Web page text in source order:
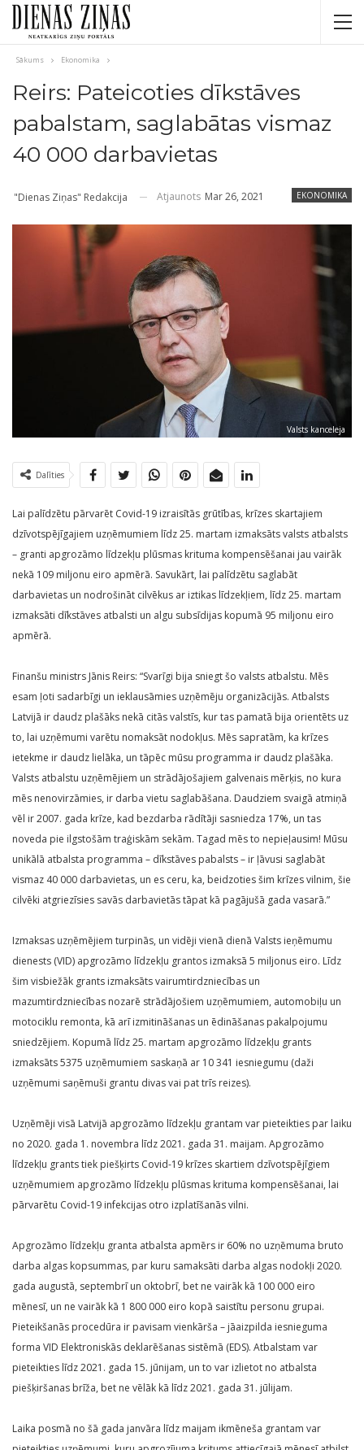
Sākums Ekonomika
Reirs: Pateicoties dīkstāves
pabalstam, saglabātas vismaz
40 000 darbavietas
EKONOMIKA
"Dienas Ziņas" Redakcija Atjaunots Mar 26, 2021
Valsts kanceleja
Dalīties
Lai palīdzētu pārvarēt Covid-19 izraisītās grūtības, krīzes skartajiem
dzīvotspējīgajiem uzņēmumiem līdz 25. martam izmaksāts valsts atbalsts
– granti apgrozāmo līdzekļu plūsmas krituma kompensēšanai jau vairāk
nekā 109 miljonu eiro apmērā. Savukārt, lai palīdzētu saglabāt
darbavietas un nodrošināt cilvēkus ar iztikas līdzekļiem, līdz 25. martam
izmaksāti dīkstāves atbalsti un algu subsīdijas kopumā 95 miljonu eiro
apmērā.
Finanšu ministrs Jānis Reirs: “Svarīgi bija sniegt šo valsts atbalstu. Mēs
esam ļoti sadarbīgi un ieklausāmies uzņēmēju organizācijās. Atbalsts
Latvijā ir daudz plašāks nekā citās valstīs, kur tas pamatā bija orientēts uz
to, lai uzņēmumi varētu nomaksāt nodokļus. Mēs sapratām, ka krīzes
ietekme ir daudz lielāka, un tāpēc mūsu programma ir daudz plašāka.
Valsts atbalstu uzņēmējiem un strādājošajiem galvenais mērķis, no kura
mēs nenovirzāmies, ir darba vietu saglabāšana. Daudziem svaigā atmiņā
vēl ir 2007. gada krīze, kad bezdarba rādītāji sasniedza 17%, un tas
noveda pie ilgstošām traģiskām sekām. Tagad mēs to nepieļausim! Mūsu
unikālā atbalsta programma – dīkstāves pabalsts – ir ļāvusi saglabāt
vismaz 40 000 darbavietas, un es ceru, ka, beidzoties šim krīzes vilnim, šie
cilvēki atgriezīsies savās darbavietās tāpat kā pagājušā gada vasarā.”
Izmaksas uzņēmējiem turpinās, un vidēji vienā dienā Valsts ieņēmumu
dienests (VID) apgrozāmo līdzekļu grantos izmaksā 5 miljonus eiro. Līdz
šim visbiežāk grants izmaksāts vairumtirdzniecības un
mazumtirdzniecības nozarē strādājošiem uzņēmumiem, automobiļu un
motociklu remonta, kā arī izmitināšanas un ēdināšanas pakalpojumu
sniedzējiem. Kopumā līdz 25. martam apgrozāmo līdzekļu grants
izmaksāts 5375 uzņēmumiem saskaņā ar 10 341 iesniegumu (daži
uzņēmumi saņēmuši grantu divas vai pat trīs reizes).
Uzņēmēji visā Latvijā apgrozāmo līdzekļu grantam var pieteikties par laiku
no 2020. gada 1. novembra līdz 2021. gada 31. maijam. Apgrozāmo
līdzekļu grants tiek piešķirts Covid-19 krīzes skartiem dzīvotspējīgiem
uzņēmumiem apgrozāmo līdzekļu plūsmas krituma kompensēšanai, lai
pārvarētu Covid-19 infekcijas otro izplatīšanās vilni.
Apgrozāmo līdzekļu granta atbalsta apmērs ir 60% no uzņēmuma bruto
darba algas kopsummas, par kuru samaksāti darba algas nodokļi 2020.
gada augustā, septembrī un oktobrī, bet ne vairāk kā 100 000 eiro
mēnesī, un ne vairāk kā 1 800 000 eiro kopā saistītu personu grupai.
Pieteikšanās procedūra ir pavisam vienkārša – jāaizpilda iesnieguma
forma VID Elektroniskās deklarēšanas sistēmā (EDS). Atbalstam var
pieteikties līdz 2021. gada 15. jūnijam, un to var izlietot no atbalsta
piešķiršanas brīža, bet ne vēlāk kā līdz 2021. gada 31. jūlijam.
Laika posmā no šā gada janvāra līdz maijam ikmēneša grantam var